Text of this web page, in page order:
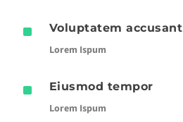
^ Voluptatem accusant
Lorem Ispum
^ Eiusmod tempor
Lorem Ispum